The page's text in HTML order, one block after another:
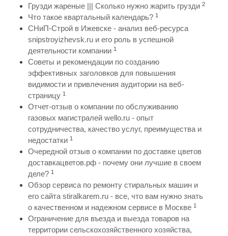
Грузди жареные ||| Сколько нужно жарить грузди 2
Что такое квартальный календарь? 1
СНиП-Строй в Ижевске - анализ веб-ресурса
snipstroyizhevsk.ru и его роль в успешной
деятельности компании 1
Советы и рекомендации по созданию
эффективных заголовков для повышения
видимости и привлечения аудитории на веб-
страницу 1
Отчет-отзыв о компании по обслуживанию
газовых магистралей wello.ru - опыт
сотрудничества, качество услуг, преимущества и
недостатки 1
Очередной отзыв о компании по доставке цветов
доставкацветов.рф - почему они лучшие в своем
деле? 1
Обзор сервиса по ремонту стиральных машин и
его сайта stiralkarem.ru - все, что вам нужно знать
о качественном и надежном сервисе в Москве 1
Ограничение для въезда и выезда товаров на
территории сельскохозяйственного хозяйства,